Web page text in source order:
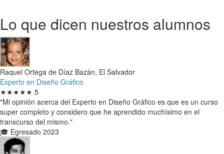
Lo que dicen nuestros alumnos
Raquel Ortega de Díaz Bazán, El Salvador
Experto en Diseño Gráfico
★★★★★ 5
"Mi opinión acerca del Experto en Diseño Gráfico es que es un curso
super completo y considero que he aprendido muchísimo en el
transcurso del mismo."
🎓 Egresado 2023